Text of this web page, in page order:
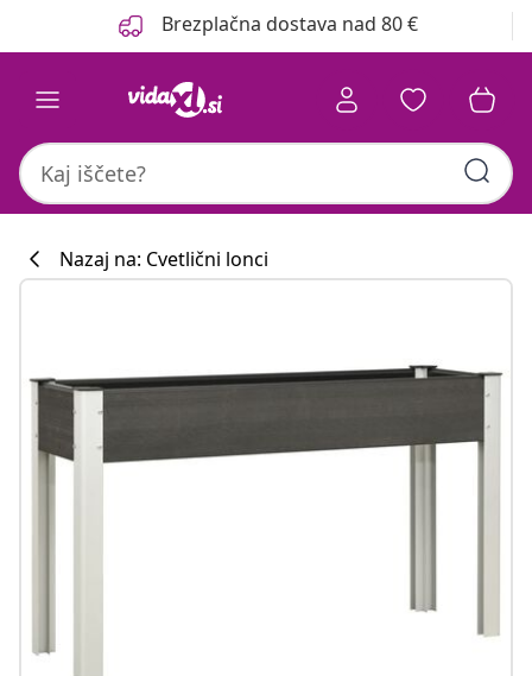
Brezplačna dostava nad 80 €
Nazaj na: Cvetlični lonci